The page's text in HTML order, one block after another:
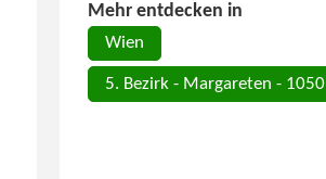
Mehr entdecken in
Wien
5. Bezirk - Margareten - 1050